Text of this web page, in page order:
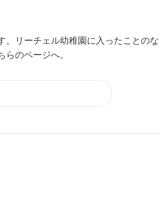
。リーチェル幼稚園に入ったことのな
のページへ。